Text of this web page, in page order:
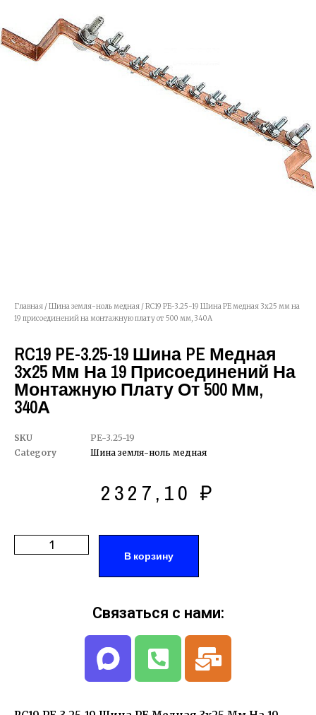
Главная /Шина земля-ноль медная / RC19 PE-3.25-19 Шина PE медная 3х25 мм на
19 присоединений на монтажную плату от 500 мм, 340А
RC19 PE-3.25-19 Шина PE Медная
3х25 Мм На 19 Присоединений На
Монтажную Плату От 500 Мм,
340А
SKU
PE-3.25-19
Category
Шина земля-ноль медная
2327,10 ₽
В корзину
Связаться с нами: